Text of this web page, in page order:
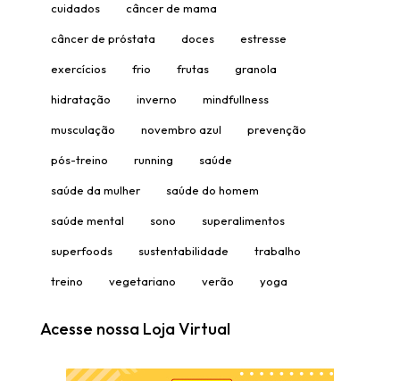
cuidados câncer de mama
câncer de próstata doces estresse
exercícios frio frutas granola
hidratação inverno mindfullness
musculação novembro azul prevenção
pós-treino running saúde
saúde da mulher saúde do homem
saúde mental sono superalimentos
superfoods sustentabilidade trabalho
treino vegetariano verão yoga
Acesse nossa Loja Virtual